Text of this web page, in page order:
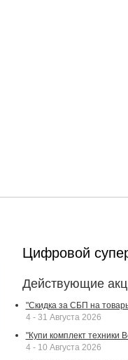
Цифровой
Действующие
"Скидка за СБП на
4 - 31 Августа 2026
"Купи комплект техники
4 - 10 Августа 2026